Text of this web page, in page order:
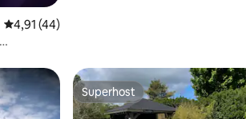
Keskmine hinnang 4,91/5, 44 hinnangut
4,91 (44)
Superhost
Superhost